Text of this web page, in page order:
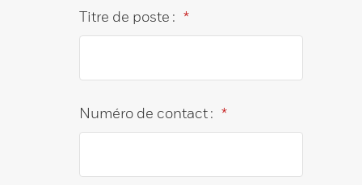
*
Titre de poste :
*
Numéro de contact :